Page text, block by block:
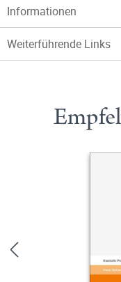
Informationen
Weiterführende Links